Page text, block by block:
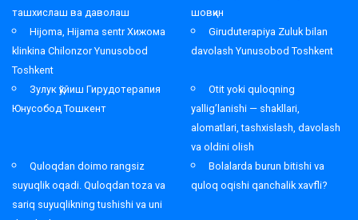
ташхислаш ва даволаш
шовқин
Hijoma, Hijama sentr Хижома
klinkina Chilonzor Yunusobod
Toshkent
Giruduterapiya Zuluk bilan
davolash Yunusobod Toshkent
Зулук қўйиш Гирудотерапия
Юнусобод Тошкент
Otit yoki quloqning
yallig’lanishi — shakllari,
alomatlari, tashxislash, davolash
va oldini olish
Quloqdan doimo rangsiz
suyuqlik oqadi. Quloqdan toza va
sariq suyuqlikning tushishi va uni
Bolalarda burun bitishi va
quloq oqishi qanchalik xavfli?